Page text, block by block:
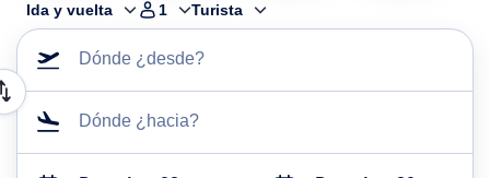
Ida y vuelta 1 Turista
Dónde ¿desde?
Dónde ¿hacia?